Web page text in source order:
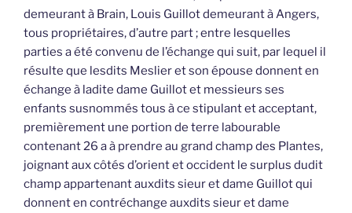
demeurant à Brain, Louis Guillot demeurant à Angers,
tous propriétaires, d’autre part ; entre lesquelles
parties a été convenu de l’échange qui suit, par lequel il
résulte que lesdits Meslier et son épouse donnent en
échange à ladite dame Guillot et messieurs ses
enfants susnommés tous à ce stipulant et acceptant,
premièrement une portion de terre labourable
contenant 26 a à prendre au grand champ des Plantes,
joignant aux côtés d’orient et occident le surplus dudit
champ appartenant auxdits sieur et dame Guillot qui
donnent en contréchange auxdits sieur et dame